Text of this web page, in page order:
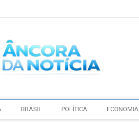
BRASIL POLÍTICA ECONOMIA